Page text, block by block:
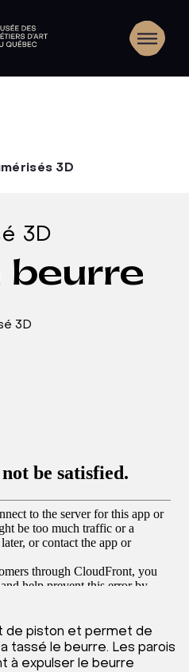
3D
3D
beurre
3D
de piston et permet de
tassé le beurre. Les parois
à expulser le beurre